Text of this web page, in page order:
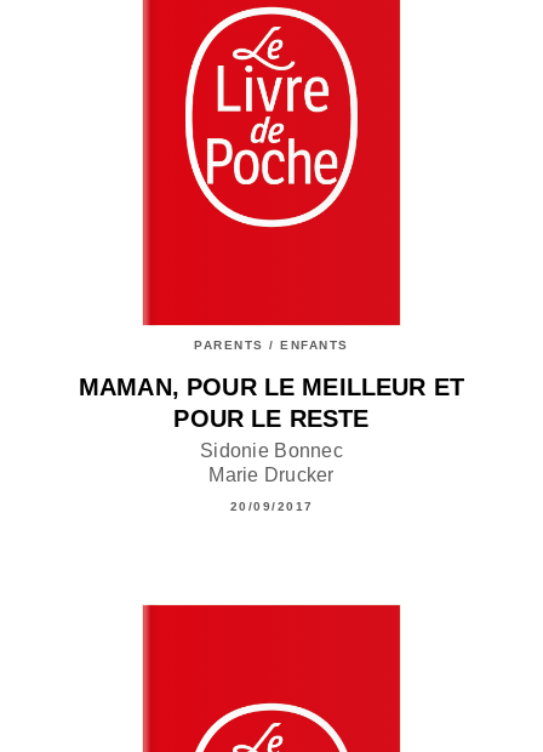
PARENTS / ENFANTS
MAMAN, POUR LE MEILLEUR ET
POUR LE RESTE
Sidonie Bonnec
Marie Drucker
20/09/2017